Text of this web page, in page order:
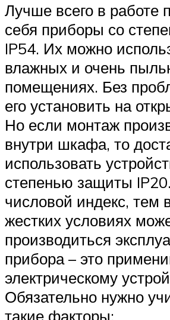
Лучше всего в работе
себя приборы со
IP54. Их можно
влажных и очень
помещениях. Без
его установить на
Но если монтаж
внутри шкафа, то
использовать
степенью защиты
числовой индекс, тем
жестких условиях
производиться
прибора – это
электрическому
Обязательно нужно
такие факторы: